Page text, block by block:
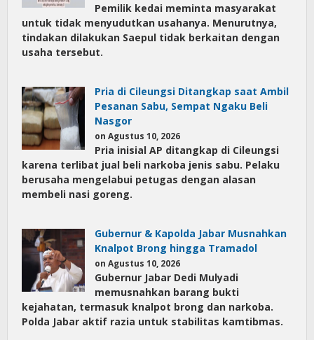
Pemilik kedai meminta masyarakat
untuk tidak menyudutkan usahanya. Menurutnya,
tindakan dilakukan Saepul tidak berkaitan dengan
usaha tersebut.
Pria di Cileungsi Ditangkap saat Ambil
Pesanan Sabu, Sempat Ngaku Beli
Nasgor
on Agustus 10, 2026
Pria inisial AP ditangkap di Cileungsi
karena terlibat jual beli narkoba jenis sabu. Pelaku
berusaha mengelabui petugas dengan alasan
membeli nasi goreng.
Gubernur & Kapolda Jabar Musnahkan
Knalpot Brong hingga Tramadol
on Agustus 10, 2026
Gubernur Jabar Dedi Mulyadi
memusnahkan barang bukti
kejahatan, termasuk knalpot brong dan narkoba.
Polda Jabar aktif razia untuk stabilitas kamtibmas.